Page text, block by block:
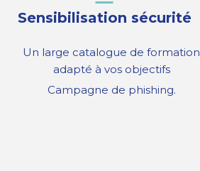
Sensibilisation sécurité
Un large catalogue de formation
adapté à vos objectifs
Campagne de phishing.